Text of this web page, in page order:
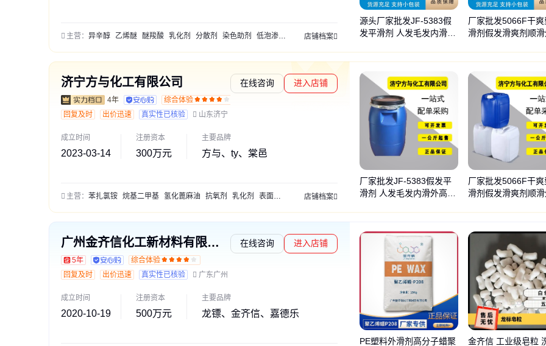
主营： 异辛醇 乙烯醚 醚羧酸 乳化剂 分散剂 染色助剂 低泡渗透剂 脂肪醇 聚乙二醇 异构醇醚 泊洛沙姆 椰油酰胺 基羟乙基 烷基糖苷 特辛
店铺档案
源头厂家批发JF-5383假
发平滑剂 人发毛发内滑外
厂家批发5066F干爽
滑剂假发滑爽剂顺滑
济宁方与化工有限公司
4年 综合体验
在线咨询 进入店铺
回复及时 出价迅速 真实性已核验 山东济宁
成立时间
2023-03-14
注册资本
300万元
主要品牌
方与、ty、棠邑
主营： 苯扎氯铵 烷基二甲基 氢化蓖麻油 抗氧剂 乳化剂 表面活性剂 助剂 双链季胺盐 聚氧乙烯醚 二丁基羟基甲苯 甘油聚氧丙烯醚 十二烷基
店铺档案
厂家批发JF-5383假发平
滑剂 人发毛发内滑外高分
厂家批发5066F干爽
滑剂假发滑爽剂顺滑
广州金齐信化工新材料有限公司
5年 综合体验
在线咨询 进入店铺
回复及时 出价迅速 真实性已核验 广东广州
成立时间
2020-10-19
注册资本
500万元
主要品牌
龙镖、金齐信、嘉德乐
PE塑料外滑剂高分子蜡聚 金齐信 工业级皂粒